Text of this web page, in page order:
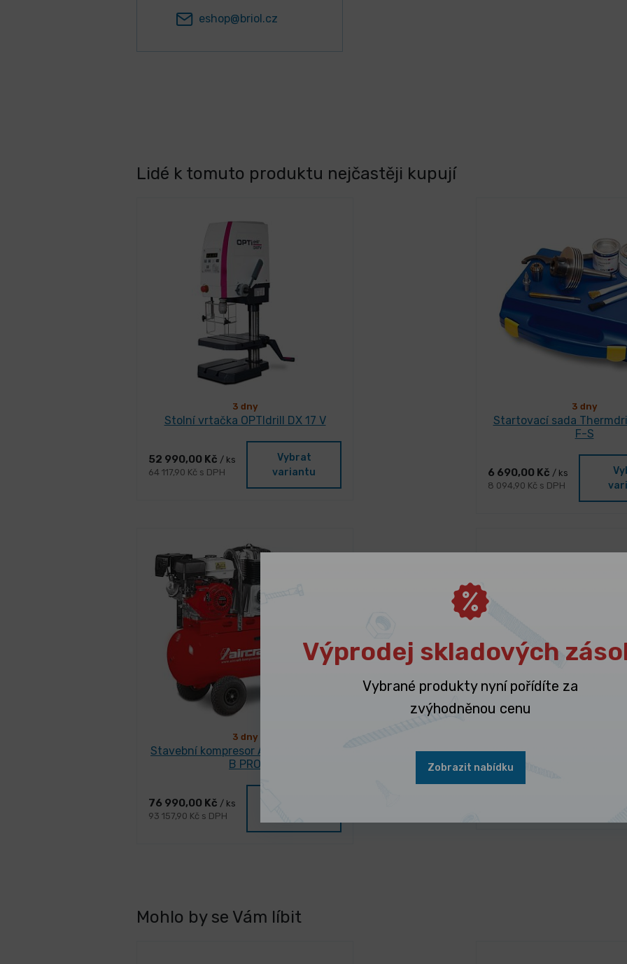
eshop@briol.cz
Lidé k tomuto produktu nejčastěji kupují
3 dny
Stolní vrtačka OPTIdrill DX 17 V
52 990,00 Kč / ks
64 117,90 Kč s DPH
Vybrat
variantu
3 dny
Startovací sada
F-S
6 690,00 Kč / ks
8 094,90 Kč s DPH
3 dny
Stavební kompresor Airbau 652/100
B PRO
76 990,00 Kč / ks
93 157,90 Kč s DPH
Vrut RAPI-TEC HBS
Mohlo by se Vám líbit
Výprodej skladových
Vybrané produkty nyní pořídíte za
zvýhodněnou cenu
Zobrazit nabídku